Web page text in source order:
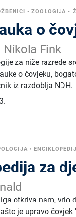
•ZOOLOGIJA •
o
Nikola Fink
za niže razrede
o čovjeku,
iz razdoblja NDH.
•
za
otkriva nam,
je upravo čovjek